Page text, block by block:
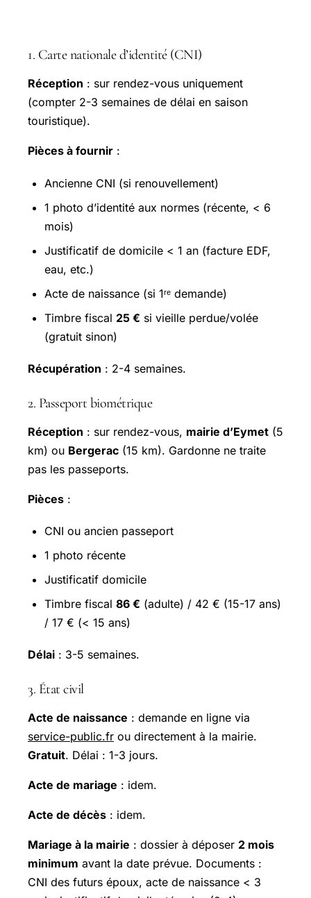
1. Carte nationale d’identité (CNI)
Réception : sur rendez-vous uniquement
(compter 2-3 semaines de délai en saison
touristique).
Pièces à fournir :
Ancienne CNI (si renouvellement)
1 photo d’identité aux normes (récente, < 6
mois)
Justificatif de domicile < 1 an (facture EDF,
eau, etc.)
Acte de naissance (si 1ʳᵉ demande)
Timbre fiscal 25 € si vieille perdue/volée
(gratuit sinon)
Récupération : 2-4 semaines.
2. Passeport biométrique
Réception : sur rendez-vous, mairie d’Eymet (5
km) ou Bergerac (15 km). Gardonne ne traite
pas les passeports.
Pièces :
CNI ou ancien passeport
1 photo récente
Justificatif domicile
Timbre fiscal 86 € (adulte) / 42 € (15-17 ans)
/ 17 € (< 15 ans)
Délai : 3-5 semaines.
3. État civil
Acte de naissance : demande en ligne via
service-public.fr ou directement à la mairie.
Gratuit. Délai : 1-3 jours.
Acte de mariage : idem.
Acte de décès : idem.
Mariage à la mairie : dossier à déposer 2 mois
minimum avant la date prévue. Documents :
CNI des futurs époux, acte de naissance < 3